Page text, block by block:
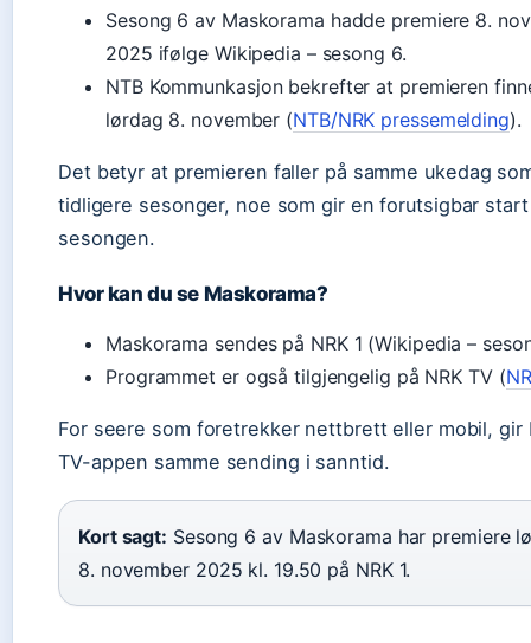
Sesong 6 av Maskorama hadde premiere 8.
2025 ifølge Wikipedia – sesong 6.
NTB Kommunkasjon bekrefter at premieren
lørdag 8. november (NTB/NRK pressemelding).
Det betyr at premieren faller på samme ukedag
tidligere sesonger, noe som gir en forutsigbar
sesongen.
Hvor kan du se Maskorama?
Maskorama sendes på NRK 1 (Wikipedia –
Programmet er også tilgjengelig på NRK TV (
For seere som foretrekker nettbrett eller mobil, gir
TV-appen samme sending i sanntid.
Kort sagt: Sesong 6 av Maskorama har premiere
8. november 2025 kl. 19.50 på NRK 1.